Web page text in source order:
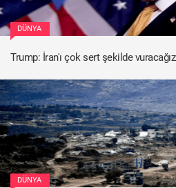
DÜNYA
Trump: İran'ı çok sert şekilde vuracağız
DÜNYA